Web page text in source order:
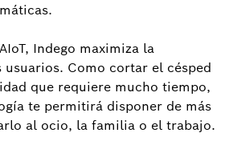
Indego maximiza la
usuarios. Como cortar el césped
que requiere mucho tiempo,
te permitirá disponer de más
al ocio, la familia o el trabajo.